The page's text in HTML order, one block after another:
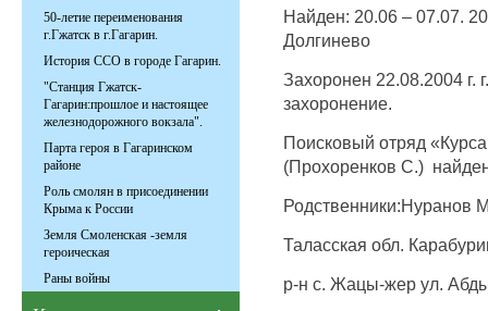
Найден: 20.06 – 07.07.
Долгинево
Захоронен 22.08.2004 г.
захоронение.
Поисковый отряд
(Прохоренков С.)
Родственники:Нуранов
Таласская обл.
р-н с. Жацы-жер ул.
50-летие переименования
г.Гжатск в г.Гагарин.
История ССО в городе Гагарин.
"Станция Гжатск-
Гагарин:прошлое и настоящее
железнодорожного вокзала".
Парта героя в Гагаринском
районе
Роль смолян в присоединении
Крыма к России
Земля Смоленская -земля
героическая
Раны войны